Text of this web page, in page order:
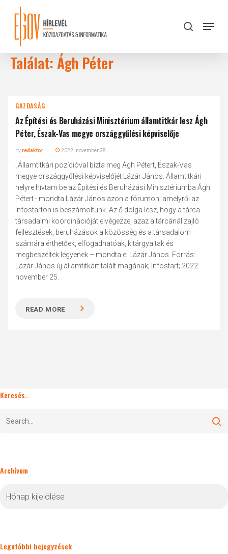
content
search
Menu
Találat: Ágh Péter
GAZDASÁG
Az Építési és Beruházási Minisztérium államtitkár lesz Ágh
Péter, Észak-Vas megye országgyűlési képviselője
byredaktor 2022. november 28.
„Államtitkári pozícióval bízta meg Ágh Pétert, Észak-Vas
megye országgyűlési képviselőjét Lázár János. Államtitkári
helyre hívtam be az Építési és Beruházási Minisztériumba Ágh
Pétert - mondta Lázár János azon a fórumon, amelyről az
Infostarton is beszámoltunk. Az ő dolga lesz, hogy a tárca
társadalmi koordinációját elvégezze, azaz a tárcánál zajló
fejlesztések, beruházások a közösség és a társadalom
számára érthetőek, elfogadhatóak, kitárgyaltak és
megbeszéltek legyenek – mondta el Lázár János. Forrás:
Lázár János új államtitkárt talált magának; Infostart; 2022.
november 25.
READ MORE
Keresés..
Archívum
Legutóbbi bejegyzések
Close